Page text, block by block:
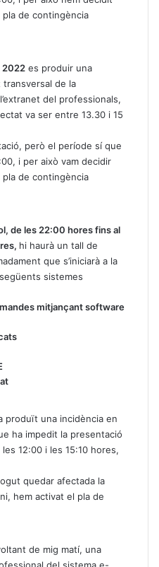
de contingència
2022 es produir una
de la
del professionals,
va ser entre 13.30 i 15
però el període sí que
i per això vam decidir
de contingència
de les 22:00 hores fins al
, hi haurà un tall de
que s’iniciarà a la
sistemes
mitjançant software
produït una incidència en
ha impedit la presentació
12:00 i les 15:10 hores,
quedar afectada la
hem activat el pla de
de mig matí, una